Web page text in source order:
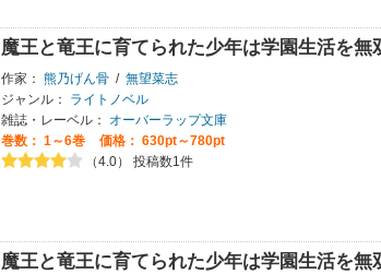
魔王と竜王に育てられた少年は学園生活を無
作家： 熊乃げん骨 / 無望菜志
ジャンル：
ライトノベル
雑誌・レーベル：
オーバーラップ文庫
巻数： 1～6巻
価格： 630pt～780pt
（4.0） 投稿数1件
魔王と竜王に育てられた少年は学園生活を